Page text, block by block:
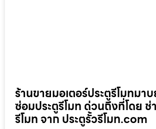
ร้านขายมอเตอร์ประตูรีโมทมา
ซ่อมประตูรีโมท ด่วนถึงที่โดย ช่
รีโมท จาก ประตูรั้วรีโมท.com